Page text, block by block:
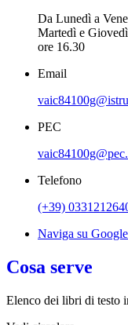
Da Lunedì a
Martedì e
ore 16.30
Email
PEC
Telefono
(+39)
Naviga su
Cosa serve
Elenco dei libri di testo